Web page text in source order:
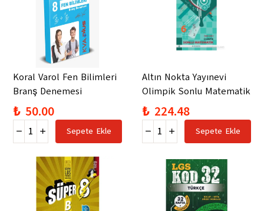
Koral Varol Fen Bilimleri
Branş Denemesi
₺ 50.00
Sepete Ekle
Altın Nokta Yayınevi
Olimpik Sonlu Matematik
₺ 224.48
Sepete Ekle